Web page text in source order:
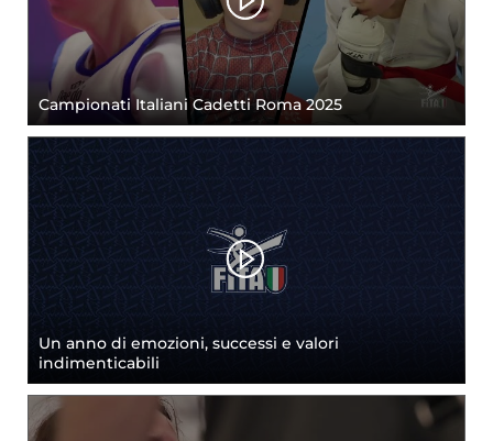
Campionati Italiani Cadetti Roma 2025
Un anno di emozioni, successi e valori
indimenticabili